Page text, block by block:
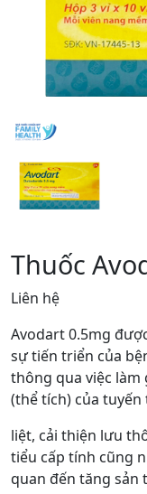
Thuốc
Liên hệ
Avodart 0.5mg
sự tiến triển của
thông qua việc
(thể tích) của tuyến
liệt, cải thiện lưu
tiểu cấp tính cũng
quan đến tăng sản